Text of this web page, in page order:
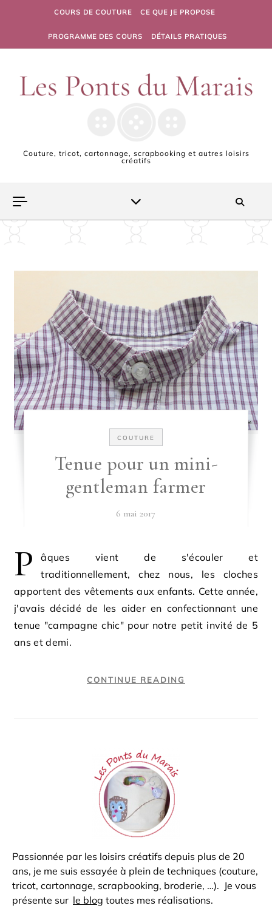
Skip to contentCOURS DE COUTURE CE QUE JE PROPOSE
PROGRAMME DES COURS DÉTAILS PRATIQUES
Couture, tricot, cartonnage, scrapbooking et autres loisirs
créatifs
COUTURE
Tenue pour un mini-
gentleman farmer
6 mai 2017
P
âques vient de s'écouler et
traditionnellement, chez nous, les cloches
apportent des vêtements aux enfants. Cette année,
j'avais décidé de les aider en confectionnant une
tenue "campagne chic" pour notre petit invité de 5
ans et demi.
CONTINUE READING
Passionnée par les loisirs créatifs depuis plus de 20
ans, je me suis essayée à plein de techniques (couture,
tricot, cartonnage, scrapbooking, broderie, …). Je vous
présente sur le blog toutes mes réalisations.